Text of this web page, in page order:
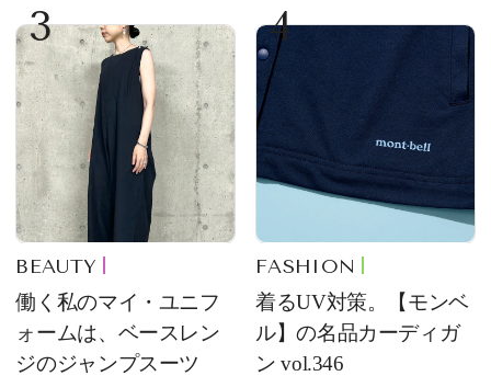
をレビュー。【それい
け！ 良品ハンター】
3
BEAUTY
働く私のマイ・ユニフ
ォームは、ベースレン
ジのジャンプスーツ
4
FASHION
着るUV対策。【モンベ
ル】の名品カーディガ
ン vol.346